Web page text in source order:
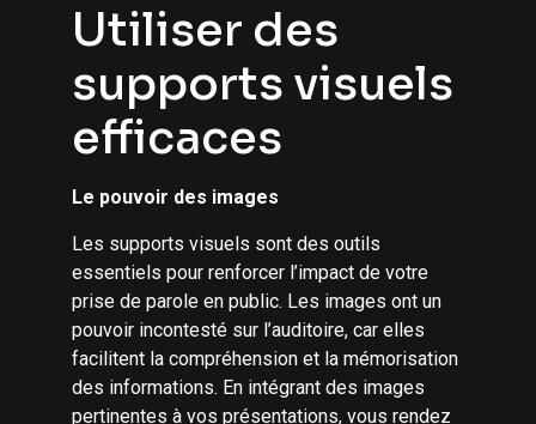
Utiliser des
supports visuels
efficaces
Le pouvoir des images
Les supports visuels sont des outils
essentiels pour renforcer l’impact de votre
prise de parole en public. Les images ont un
pouvoir incontesté sur l’auditoire, car elles
facilitent la compréhension et la mémorisation
des informations. En intégrant des images
pertinentes à vos présentations, vous rendez